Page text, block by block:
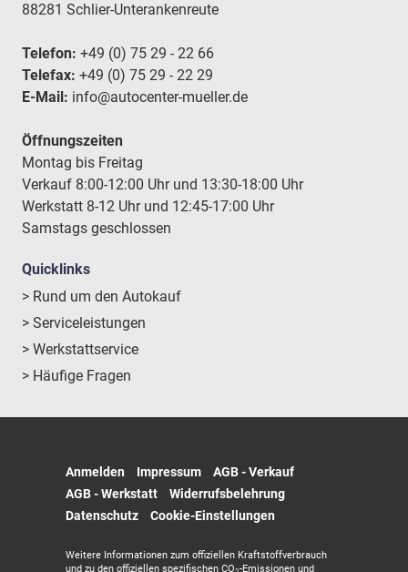
88281 Schlier-Unterankenreute
Telefon: +49 (0) 75 29 - 22 66
Telefax: +49 (0) 75 29 - 22 29
E-Mail: info@autocenter-mueller.de
Öffnungszeiten
Montag bis Freitag
Verkauf 8:00-12:00 Uhr und 13:30-18:00 Uhr
Werkstatt 8-12 Uhr und 12:45-17:00 Uhr
Samstags geschlossen
Quicklinks
> Rund um den Autokauf
> Serviceleistungen
> Werkstattservice
> Häufige Fragen
Anmelden Impressum
AGB - Verkauf
AGB - Werkstatt
Widerrufsbelehrung
Datenschutz
Cookie-Einstellungen
Weitere Informationen zum offiziellen Kraftstoffverbrauch
und zu den offiziellen spezifischen CO -Emissionen und